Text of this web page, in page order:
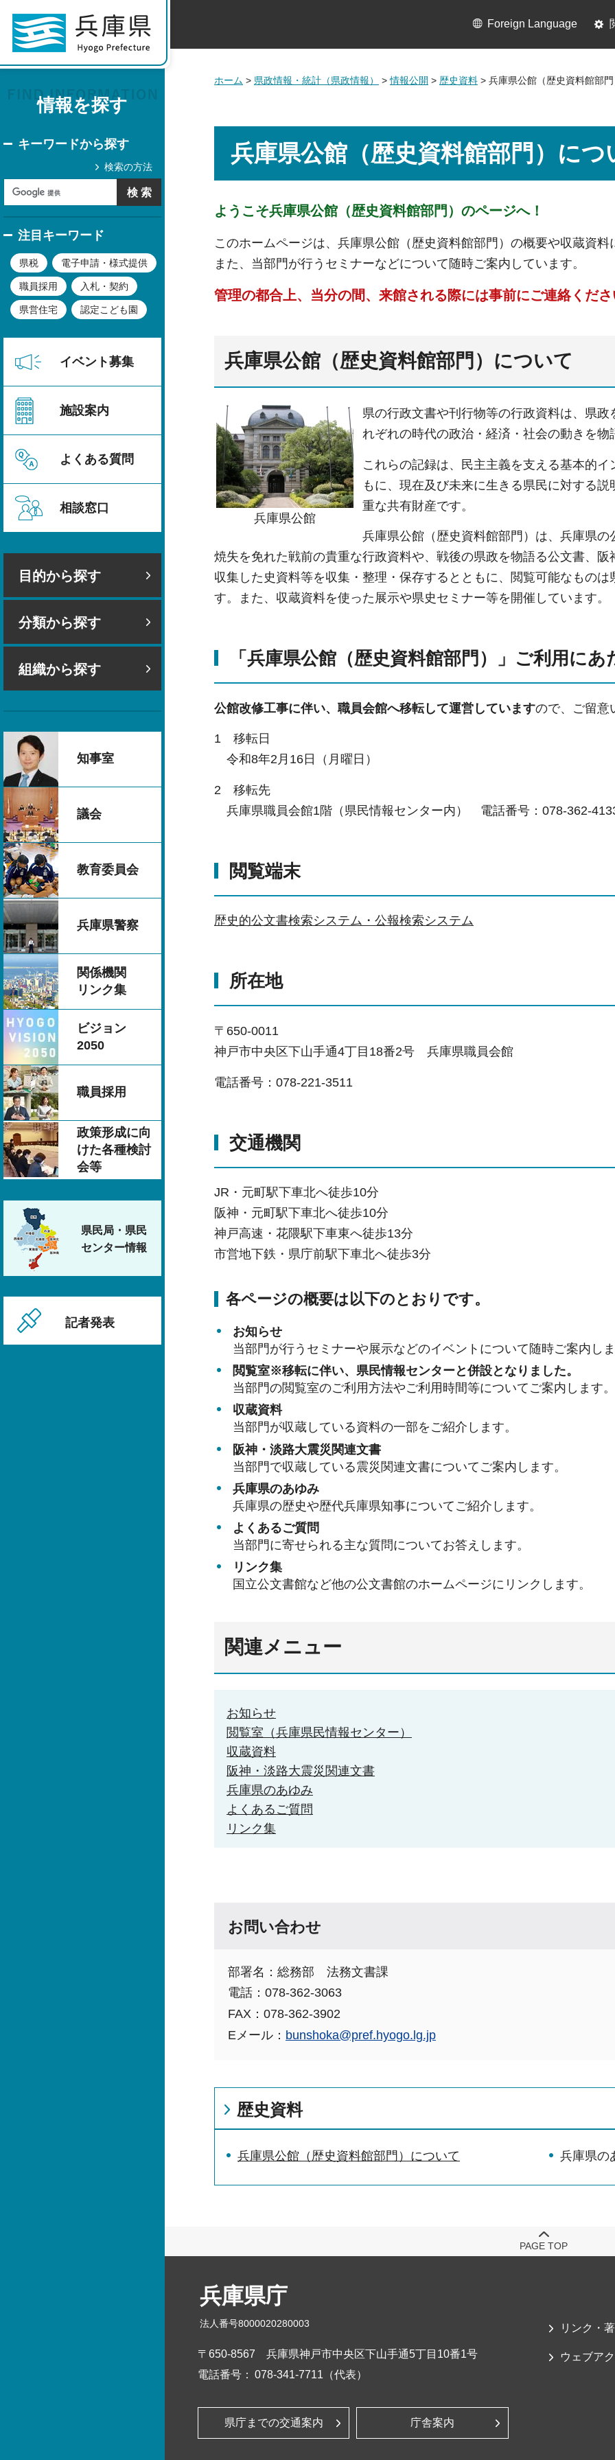
情報を探す
キーワードから探す
検索の方法
注目キーワード
県税 電子申請・様式提供
職員採用 入札・契約
県営住宅 認定こども園
イベント募集
施設案内
よくある質問
相談窓口
目的から探す
分類から探す
組織から探す
知事室
議会
教育委員会
兵庫県警察
関係機関
リンク集
ビジョン
2050
職員採用
政策形成に向
けた各種検討
会等
県民局・県民
センター情報
記者発表
Foreign Language
ホーム > 県政情報・統計（県政情報） >情報公開 > 歴史資料 > 兵庫県公館（歴史資料館部
兵庫県公館（歴史資料館部門）につ
ようこそ兵庫県公館（歴史資料館部門）のページへ！
このホームページは、兵庫県公館（歴史資料館部門）の概要や収蔵資料
また、当部門が行うセミナーなどについて随時ご案内しています。
管理の都合上、当分の間、来館される際には事前にご連絡くださ
兵庫県公館（歴史資料館部門）について
兵庫県公館
県の行政文書や刊行物等の行政資料は、県
れぞれの時代の政治・経済・社会の動きを物
これらの記録は、民主主義を支える基本的
もに、現在及び未来に生きる県民に対する
重な共有財産です。
兵庫県公館（歴史資料館部門）は、兵庫県
焼失を免れた戦前の貴重な行政資料や、戦後の県政を物語る公文書、
収集した史資料等を収集・整理・保存するとともに、閲覧可能なもの
す。また、収蔵資料を使った展示や県史セミナー等を開催しています。
「兵庫県公館（歴史資料館部門）」ご利用に
公館改修工事に伴い、職員会館へ移転して運営していますので、ご留意
1 移転日
令和8年2月16日（月曜日）
2 移転先
兵庫県職員会館1階（県民情報センター内） 電話番号：078-362-
閲覧端末
歴史的公文書検索システム・公報検索システム
所在地
〒650-0011
神戸市中央区下山手通4丁目18番2号 兵庫県職員会館
電話番号：078-221-3511
交通機関
JR・元町駅下車北へ徒歩10分
阪神・元町駅下車北へ徒歩10分
神戸高速・花隈駅下車東へ徒歩13分
市営地下鉄・県庁前駅下車北へ徒歩3分
各ページの概要は以下のとおりです。
お知らせ
当部門が行うセミナーや展示などのイベントについて随時ご案内しま
閲覧室※移転に伴い、県民情報センターと併設となりました。
当部門の閲覧室のご利用方法やご利用時間等についてご案内します。
収蔵資料
当部門が収蔵している資料の一部をご紹介します。
阪神・淡路大震災関連文書
当部門で収蔵している震災関連文書についてご案内します。
兵庫県のあゆみ
兵庫県の歴史や歴代兵庫県知事についてご紹介します。
よくあるご質問
当部門に寄せられる主な質問についてお答えします。
リンク集
国立公文書館など他の公文書館のホームページにリンクします。
関連メニュー
お知らせ
閲覧室（兵庫県民情報センター）
収蔵資料
阪神・淡路大震災関連文書
兵庫県のあゆみ
よくあるご質問
リンク集
お問い合わせ
部署名：総務部 法務文書課
電話：078-362-3063
FAX：078-362-3902
Eメール： bunshoka@pref.hyogo.lg.jp
歴史資料
兵庫県公館（歴史資料館部門）について 兵庫県の
PAGE TOP
兵庫県庁
法人番号8000020280003
〒650-8567
兵庫県神戸市中央区下山手通5丁目10番1号
電話番号： 078-341-7711（代表）
リンク・
ウェブア
県庁までの交通案内 庁舎案内